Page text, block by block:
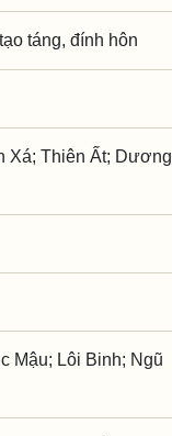
táng, đính hôn
Xá; Thiên Ất; Dương
Mậu; Lôi Binh; Ngũ